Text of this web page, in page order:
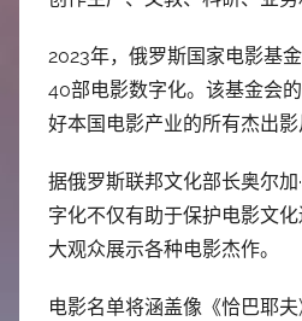
2023年，俄罗斯国家电影基
40部电影数字化。该基金会
好本国电影产业的所有杰出影
据俄罗斯联邦文化部长奥尔
字化不仅有助于保护电影文
大观众展示各种电影杰作。
电影名单将涵盖像《恰巴耶